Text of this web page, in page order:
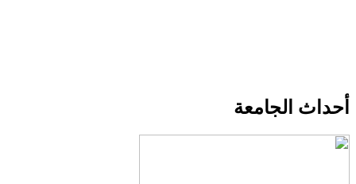
أحداث الجامعة